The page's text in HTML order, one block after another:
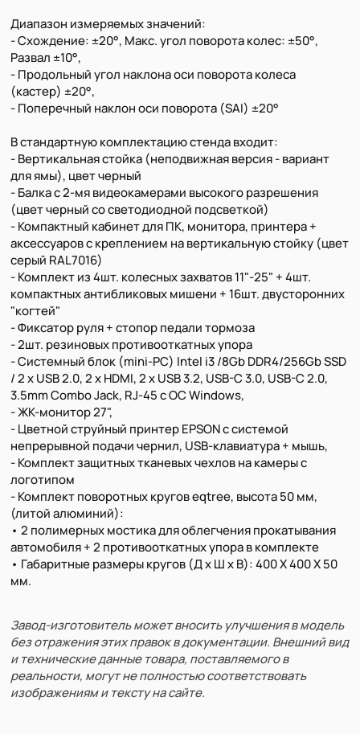
Диапазон измеряемых значений:
- Схождение: ±20°, Макс. угол поворота колес: ±50°,
Развал ±10°,
- Продольный угол наклона оси поворота колеса
(кастер) ±20°,
- Поперечный наклон оси поворота (SAI) ±20°
В стандартную комплектацию стенда входит:
- Вертикальная стойка (неподвижная версия - вариант
для ямы), цвет черный
- Балка с 2-мя видеокамерами высокого разрешения
(цвет черный со светодиодной подсветкой)
- Компактный кабинет для ПК, монитора, принтера +
аксессуаров с креплением на вертикальную стойку (цвет
серый RAL7016)
- Комплект из 4шт. колесных захватов 11"-25" + 4шт.
компактных антибликовых мишени + 16шт. двусторонних
"когтей"
- Фиксатор руля + стопор педали тормоза
- 2шт. резиновых противооткатных упора
- Системный блок (mini-PC) Intel i3 /8Gb DDR4/256Gb SSD
/ 2 х USB 2.0, 2 х HDMI, 2 х USB 3.2, USB-C 3.0, USB-C 2.0,
3.5mm Combo Jack, RJ-45 с ОС Windows,
- ЖК-монитор 27",
- Цветной струйный принтер EPSON с системой
непрерывной подачи чернил, USB-клавиатура + мышь,
- Комплект защитных тканевых чехлов на камеры с
логотипом
- Комплект поворотных кругов eqtree, высота 50 мм,
(литой алюминий):
• 2 полимерных мостика для облегчения прокатывания
автомобиля + 2 противооткатных упора в комплекте
• Габаритные размеры кругов (Д х Ш х В): 400 Х 400 Х 50
мм.
Завод-изготовитель может вносить улучшения в модель
без отражения этих правок в документации. Внешний вид
и технические данные товара, поставляемого в
реальности, могут не полностью соответствовать
изображениям и тексту на сайте.